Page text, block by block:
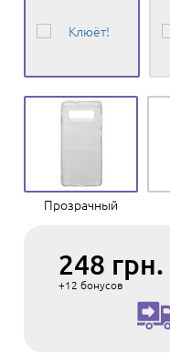
Прозрачный
248 грн.
+12 бонусов